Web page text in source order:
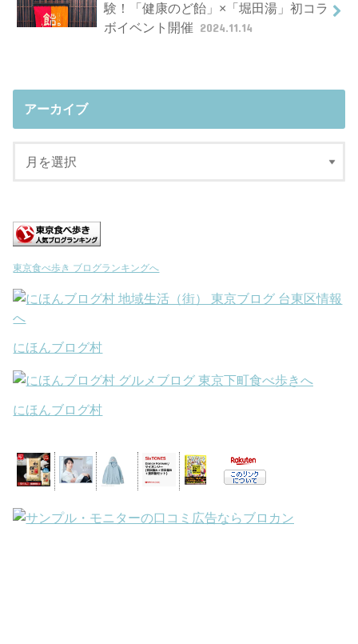
験！「健康のど飴」×「堀田湯」初コラ
ボイベント開催 2024.11.14
アーカイブ
東京食べ歩き ブログランキングへ
にほんブログ村
にほんブログ村